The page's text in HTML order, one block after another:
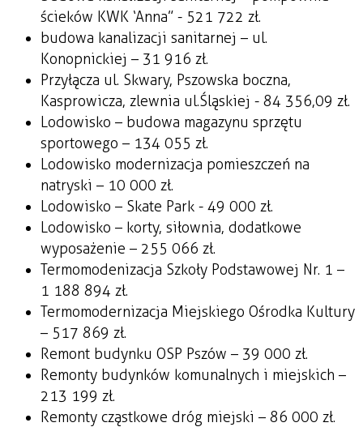
ścieków KWK ‘Anna” - 521 722 zł.
budowa kanalizacji sanitarnej – ul.
Konopnickiej – 31 916 zł.
Przyłącza ul. Skwary, Pszowska boczna,
Kasprowicza, zlewnia ul.Śląskiej - 84 356,09 zł.
Lodowisko – budowa magazynu sprzętu
sportowego – 134 055 zł.
Lodowisko modernizacja pomieszczeń na
natryski – 10 000 zł.
Lodowisko – Skate Park - 49 000 zł.
Lodowisko – korty, siłownia, dodatkowe
wyposażenie – 255 066 zł.
Termomodenizacja Szkoły Podstawowej Nr. 1 –
1 188 894 zł.
Termomodernizacja Miejskiego Ośrodka Kultury
– 517 869 zł.
Remont budynku OSP Pszów – 39 000 zł.
Remonty budynków komunalnych i miejskich –
213 199 zł.
Remonty cząstkowe dróg miejski – 86 000 zł.